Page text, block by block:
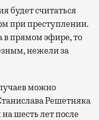
будет считаться
при преступлении.
в прямом эфире, то
нежели за
можно
Решетняка
шесть лет после